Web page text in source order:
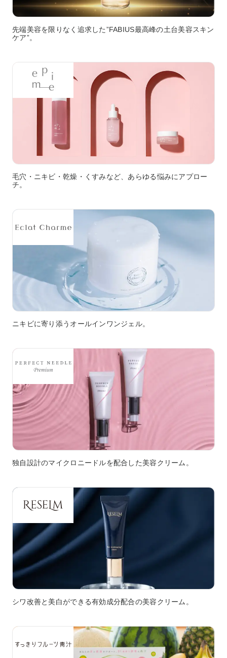
先端美容を限りなく追求した”FABIUS最高峰の土台美容スキン
ケア”。
毛穴・ニキビ・乾燥・くすみなど、あらゆる悩みにアプロー
チ。
ニキビに寄り添うオールインワンジェル。
独自設計のマイクロニードルを配合した美容クリーム。
シワ改善と美白ができる有効成分配合の美容クリーム。